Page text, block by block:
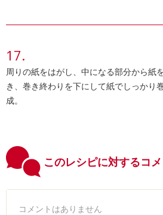
周りの紙をはがし、中になる部分から紙
き、巻き終わりを下にして紙でしっかり
成。
このレシピに対するコ
コメントはありません